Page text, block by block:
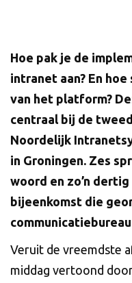
Hoe pak je de
intranet aan? En
van het platform?
centraal bij de
Noordelijk
in Groningen. Zes
woord en zo’n
bijeenkomst die
Veruit de vreemdste
middag vertoond